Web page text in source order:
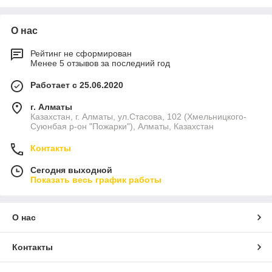
консультации и расчёта стоимости изготовления
Звоните нам по телефону
О нас
Рейтинг не сформирован
Менее 5 отзывов за последний год
Работает с 25.06.2020
г. Алматы
Казахстан, г. Алматы, ул.Стасова, 102 (Хмельницкого-
Суюнбая р-он "Пожарки"), Алматы, Казахстан
Контакты
Сегодня выходной
Показать весь график работы
О нас
Контакты